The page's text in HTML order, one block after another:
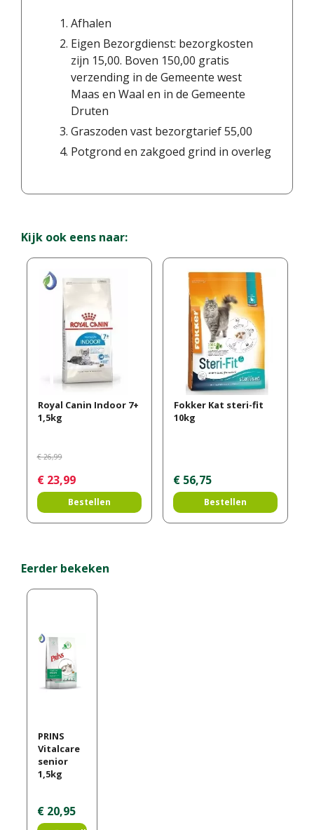
Afhalen
Eigen Bezorgdienst: bezorgkosten
zijn 15,00. Boven 150,00 gratis
verzending in de Gemeente west
Maas en Waal en in de Gemeente
Druten
Graszoden vast bezorgtarief 55,00
Potgrond en zakgoed grind in overleg
Kijk ook eens naar:
Royal Canin Indoor 7+
1,5kg
€ 26,99
€ 23,99
Bestellen
Fokker Kat steri-fit
10kg
€ 56,75
Bestellen
Eerder bekeken
PRINS
Vitalcare
senior
1,5kg
€ 20,95